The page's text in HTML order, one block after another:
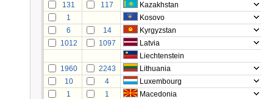
131
117 Kazakhstan
1
Kosovo
6
14 Kyrgyzstan
1012
1097 Latvia
Liechtenstein
1960
2243 Lithuania
10
4 Luxembourg
1
1 Macedonia